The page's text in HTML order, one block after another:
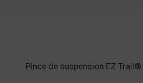
Pince de suspension EZ Trail®